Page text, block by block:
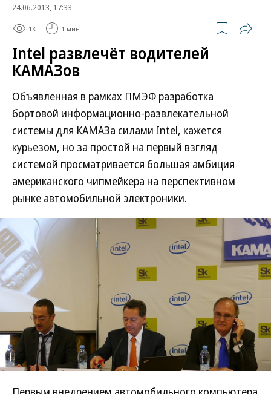
24.06.2013, 17:33
1K 1 мин.
Intel развлечёт водителей
КАМАЗов
Объявленная в рамках ПМЭФ разработка
бортовой информационно-развлекательной
системы для КАМАЗа силами Intel, кажется
курьезом, но за простой на первый взгляд
системой просматривается большая амбиция
американского чипмейкера на перспективном
рынке автомобильной электроники.